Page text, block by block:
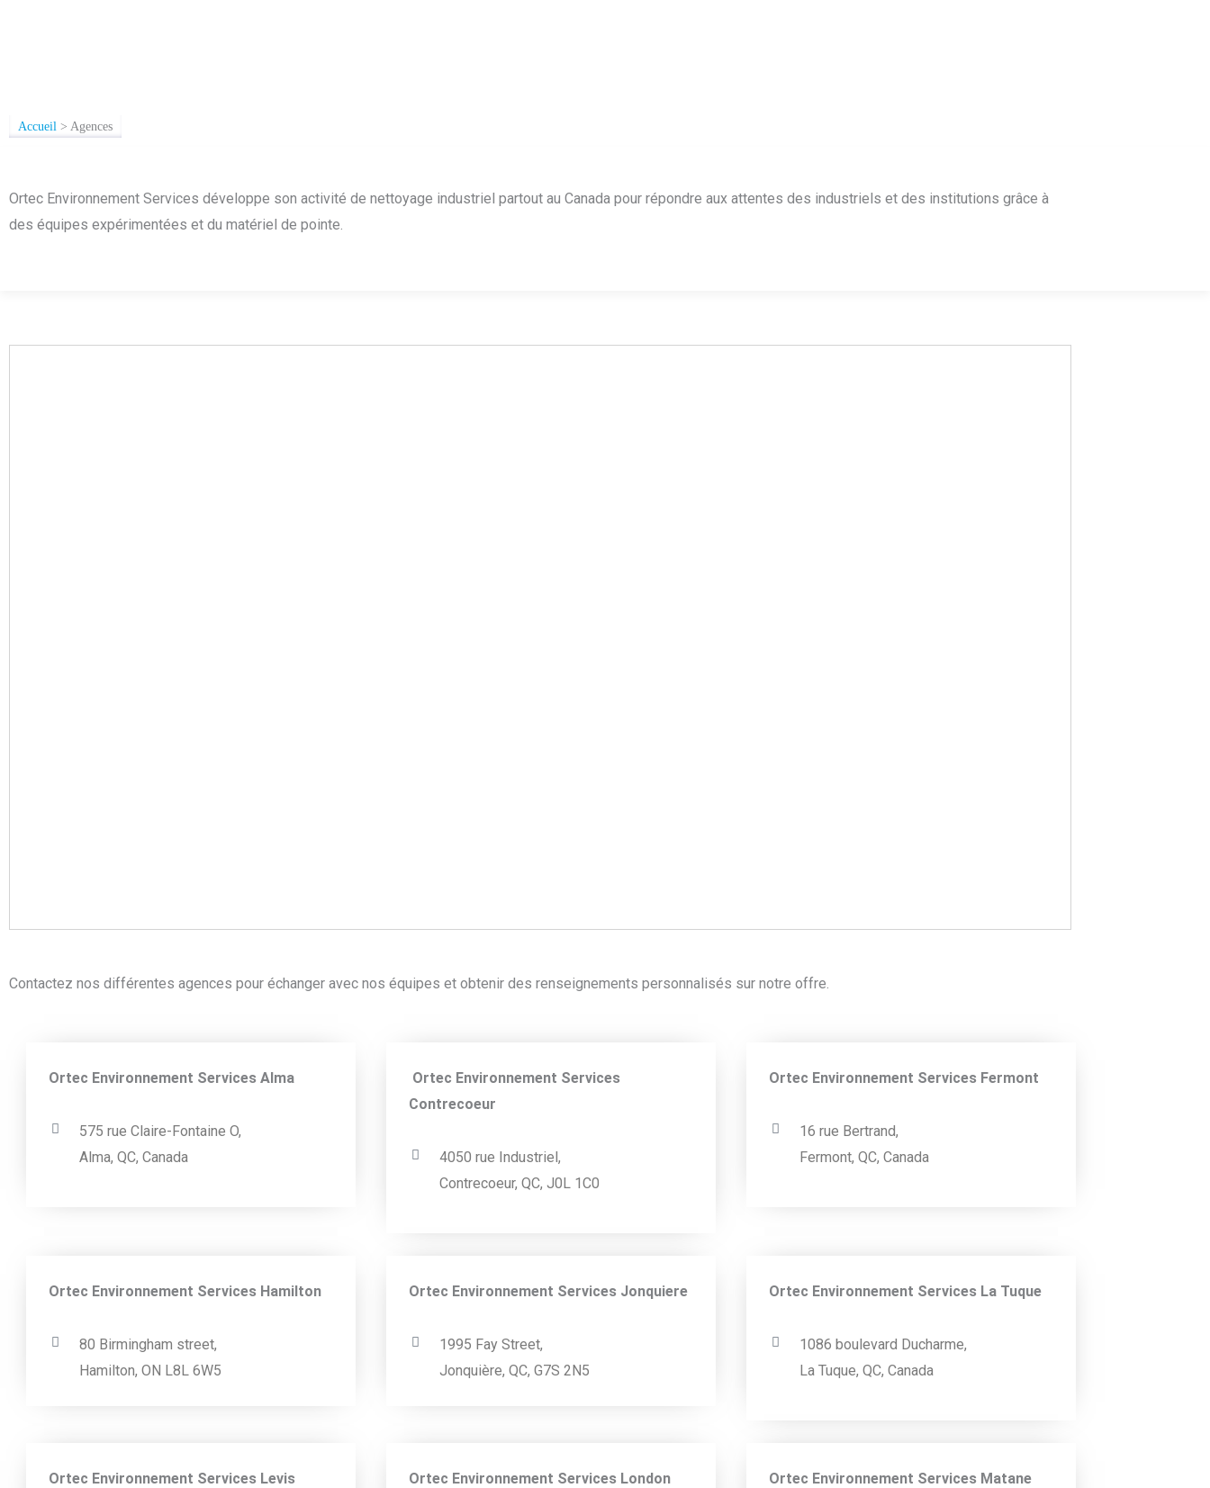
Accueil > Agences
Ortec Environnement Services développe son activité de nettoyage industriel partout au Canada pour répondre aux attentes des industriels et des institutions grâce à
des équipes expérimentées et du matériel de pointe.
Contactez nos différentes agences pour échanger avec nos équipes et obtenir des renseignements personnalisés sur notre offre.
Ortec Environnement Services Alma
575 rue Claire-Fontaine O,
Alma, QC, Canada
Ortec Environnement Services
Contrecoeur
4050 rue Industriel,
Contrecoeur, QC, J0L 1C0
Ortec Environnement Services Fermont
16 rue Bertrand,
Fermont, QC, Canada
Ortec Environnement Services Hamilton
80 Birmingham street,
Hamilton, ON L8L 6W5
Ortec Environnement Services Jonquiere
1995 Fay Street,
Jonquière, QC, G7S 2N5
Ortec Environnement Services La Tuque
1086 boulevard Ducharme,
La Tuque, QC, Canada
Ortec Environnement Services Levis Ortec Environnement Services London Ortec Environnement Services Matane